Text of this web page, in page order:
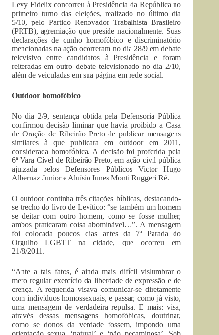
Levy Fidelix concorreu à Presidência da República no
primeiro turno das eleições, realizado no último dia
5/10, pelo Partido Renovador Trabalhista Brasileiro
(PRTB), agremiação que preside nacionalmente. Suas
declarações de cunho homofóbico e discriminatório
mencionadas na ação ocorreram no dia 28/9 em debate
televisivo entre candidatos à Presidência e foram
reiteradas em outro debate televisionado no dia 2/10,
além de veiculadas em sua página em rede social.
Outdoor homofóbico
No dia 2/9, sentença obtida pela Defensoria Pública
confirmou decisão liminar que havia proibido a Casa
de Oração de Ribeirão Preto de publicar mensagens
similares à que publicara em outdoor em 2011,
considerada homofóbica. A decisão foi proferida pela
6ª Vara Cível de Ribeirão Preto, em ação civil pública
ajuizada pelos Defensores Públicos Victor Hugo
Albernaz Junior e Aluísio Iunes Monti Ruggeri Ré.
O outdoor continha três citações bíblicas, destacando-
se trecho do livro de Levítico: “se também um homem
se deitar com outro homem, como se fosse mulher,
ambos praticaram coisa abominável…”. A mensagem
foi colocada poucos dias antes da 7ª Parada do
Orgulho LGBTT na cidade, que ocorreu em
21/8/2011.
“Ante a tais fatos, é ainda mais difícil vislumbrar o
mero regular exercício da liberdade de expressão e de
crença. A requerida visava comunicar-se diretamente
com indivíduos homossexuais, e passar, como já visto,
uma mensagem de verdadeira repulsa. E mais: visa,
através dessas mensagens homofóbicas, doutrinar,
como se donos da verdade fossem, impondo uma
orientação sexual ‘natural’ e ‘não pecaminosa’. Sob